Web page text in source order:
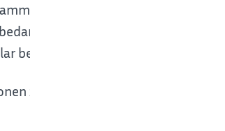
mit der
dies ebenfalls einer
beantragen. Wenden Sie sich an die
zur wasserrechtlichen Erlaubnis